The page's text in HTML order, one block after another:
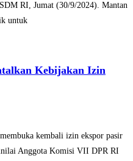
RI, Jumat (30/9/2024). Mantan
untuk
Kebijakan Izin
kembali izin ekspor pasir
Anggota Komisi VII DPR RI